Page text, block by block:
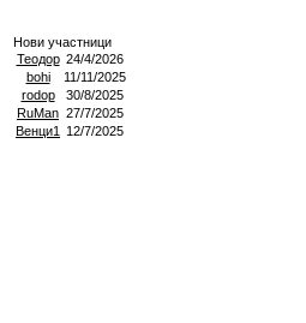
Нови участници
Теодор 24/4/2026
bohi
11/11/2025
rodop
30/8/2025
RuMan 27/7/2025
Венци1
12/7/2025